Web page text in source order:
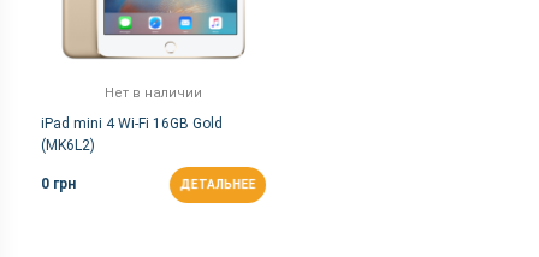
Нет в наличии
iPad mini 4 Wi-Fi 16GB Gold
(MK6L2)
0 грн ДЕТАЛЬНЕЕ